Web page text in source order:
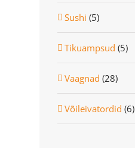
Sushi (5)
Tikuampsud (5)
Vaagnad (28)
Võileivatordid (6)